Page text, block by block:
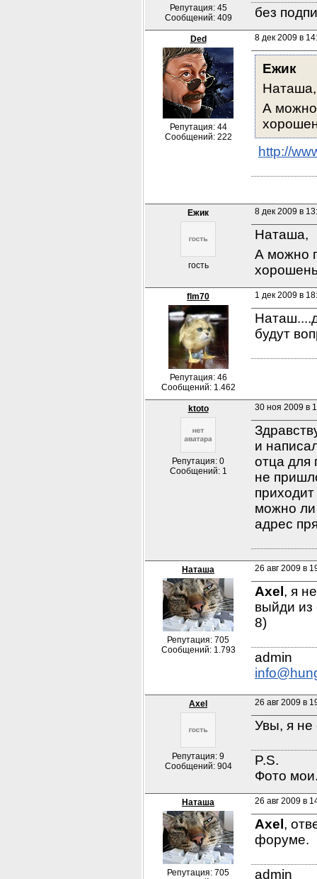
Репутация: 45
Сообщений: 409
без
Ded
Репутация: 44
Сообщений: 222
8 дек 2009 в
Ежик
Наташа,
А можно
http://
Ежик
гость
8 дек 2009 в
Наташа,
А можно
flm70
Репутация: 46
Сообщений: 1.462
1 дек 2009 в
будут
ktoto
Репутация: 0
Сообщений: 1
30 ноя 2009 в
и
отца для
не
можно ли
адрес
Наташа
Репутация: 705
Сообщений: 1.793
26 авг 2009 в
Axel , я
выйди из
8)
Axel
Репутация: 9
Сообщений: 904
26 авг 2009 в
Увы, я не
P.S.
Фото
Наташа
Репутация: 705
26 авг 2009 в
Axel ,
форуме.